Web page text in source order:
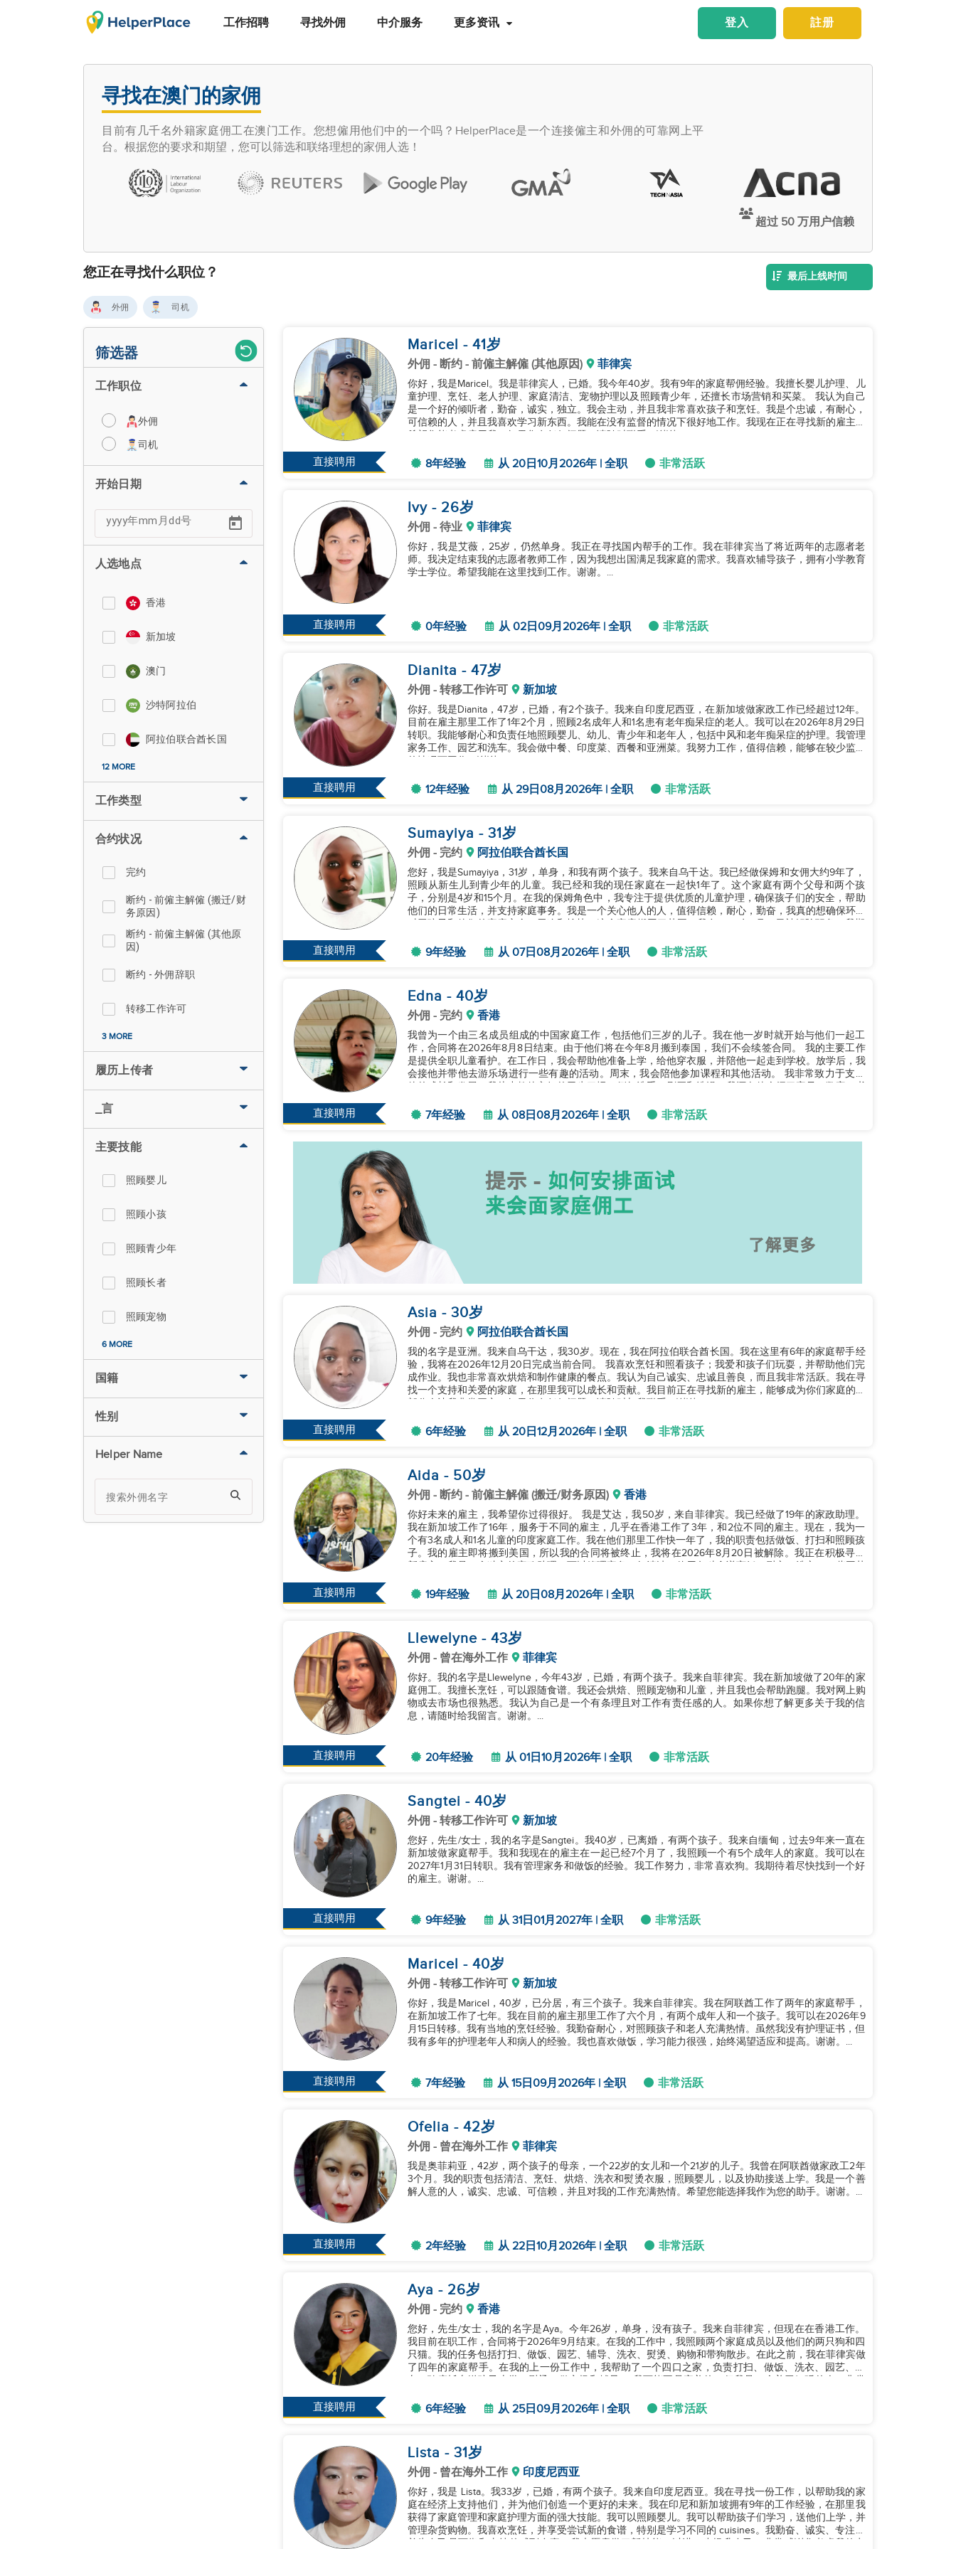
工作招聘 寻找外佣 中介服务 更多资讯 註册
登入
寻找在澳门的家佣
目前有几千名外籍家庭佣工在澳门工作。您想僱用他们中的一个吗？HelperPlace是一个连接僱主和外佣的可靠网上平
台。根据您的要求和期望，您可以筛选和联络理想的家佣人选！
超过 50 万用户信赖
您正在寻找什么职位？ 最后上线时间
外佣 司机
筛选器
工作职位
外佣
司机
开始日期
人选地点
香港
新加坡
澳门
沙特阿拉伯
阿拉伯联合酋长国
12 MORE
工作类型
合约状况
完约
断约 - 前僱主解僱 (搬迁/财
务原因)
断约 - 前僱主解僱 (其他原
因)
断约 - 外佣辞职
转移工作许可
3 MORE
履历上传者
_言
主要技能
照顾婴儿
照顾小孩
照顾青少年
照顾长者
照顾宠物
6 MORE
国籍
性别
Helper Name
直接聘用
Maricel - 41岁
外佣 - 断约 - 前僱主解僱 (其他原因) 菲律宾
你好，我是Maricel。我是菲律宾人，已婚。我今年40岁。我有9年的家庭帮佣经验。我擅长婴儿护理、儿
童护理、烹饪、老人护理、家庭清洁、宠物护理以及照顾青少年，还擅长市场营销和买菜。 我认为自己
是一个好的倾听者，勤奋，诚实，独立。我会主动，并且我非常喜欢孩子和烹饪。我是个忠诚，有耐心，
可信赖的人，并且我喜欢学习新东西。我能在没有监督的情况下很好地工作。我现在正在寻找新的雇主，
8年经验 从 20日10月2026年 | 全职 非常活跃
直接聘用
Ivy - 26岁
外佣 - 待业 菲律宾
你好，我是艾薇，25岁，仍然单身。我正在寻找国内帮手的工作。我在菲律宾当了将近两年的志愿者老
师。我决定结束我的志愿者教师工作，因为我想出国满足我家庭的需求。我喜欢辅导孩子，拥有小学教育
学士学位。希望我能在这里找到工作。谢谢。...
0年经验 从 02日09月2026年 | 全职 非常活跃
直接聘用
Dianita - 47岁
外佣 - 转移工作许可 新加坡
你好。我是Dianita，47岁，已婚，有2个孩子。我来自印度尼西亚，在新加坡做家政工作已经超过12年。
目前在雇主那里工作了1年2个月，照顾2名成年人和1名患有老年痴呆症的老人。我可以在2026年8月29日
转职。我能够耐心和负责任地照顾婴儿、幼儿、青少年和老年人，包括中风和老年痴呆症的护理。我管理
家务工作、园艺和洗车。我会做中餐、印度菜、西餐和亚洲菜。我努力工作，值得信赖，能够在较少监督
12年经验 从 29日08月2026年 | 全职 非常活跃
直接聘用
Sumayiya - 31岁
外佣 - 完约 阿拉伯联合酋长国
您好，我是Sumayiya，31岁，单身，和我有两个孩子。我来自乌干达。我已经做保姆和女佣大约9年了，
照顾从新生儿到青少年的儿童。我已经和我的现任家庭在一起快1年了。这个家庭有两个父母和两个孩
子，分别是4岁和15个月。在我的保姆角色中，我专注于提供优质的儿童护理，确保孩子们的安全，帮助
他们的日常生活，并支持家庭事务。我是一个关心他人的人，值得信赖，耐心，勤奋，我真的想确保环境
9年经验 从 07日08月2026年 | 全职 非常活跃
直接聘用
Edna - 40岁
外佣 - 完约 香港
我曾为一个由三名成员组成的中国家庭工作，包括他们三岁的儿子。我在他一岁时就开始与他们一起工
作，合同将在2026年8月8日结束。由于他们将在今年8月搬到泰国，我们不会续签合同。 我的主要工作
是提供全职儿童看护。在工作日，我会帮助他准备上学，给他穿衣服，并陪他一起走到学校。放学后，我
会接他并带他去游乐场进行一些有趣的活动。周末，我会陪他参加课程和其他活动。 我非常致力于支持
7年经验 从 08日08月2026年 | 全职 非常活跃
直接聘用
Asia - 30岁
外佣 - 完约 阿拉伯联合酋长国
我的名字是亚洲。我来自乌干达，我30岁。现在，我在阿拉伯联合酋长国。我在这里有6年的家庭帮手经
验，我将在2026年12月20日完成当前合同。 我喜欢烹饪和照看孩子；我爱和孩子们玩耍，并帮助他们完
成作业。我也非常喜欢烘焙和制作健康的餐点。我认为自己诚实、忠诚且善良，而且我非常活跃。我在寻
找一个支持和关爱的家庭，在那里我可以成长和贡献。我目前正在寻找新的雇主，能够成为你们家庭的一
6年经验 从 20日12月2026年 | 全职 非常活跃
直接聘用
Aida - 50岁
外佣 - 断约 - 前僱主解僱 (搬迁/财务原因) 香港
你好未来的雇主，我希望你过得很好。 我是艾达，我50岁，来自菲律宾。我已经做了19年的家政助理。
我在新加坡工作了16年，服务于不同的雇主，几乎在香港工作了3年，和2位不同的雇主。现在，我为一
个有3名成人和1名儿童的印度家庭工作。我在他们那里工作快一年了，我的职责包括做饭、打扫和照顾孩
子。我的雇主即将搬到美国，所以我的合同将被终止，我将在2026年8月20日被解除。我正在积极寻找
19年经验 从 20日08月2026年 | 全职 非常活跃
直接聘用
Llewelyne - 43岁
外佣 - 曾在海外工作 菲律宾
你好。我的名字是Llewelyne，今年43岁，已婚，有两个孩子。我来自菲律宾。我在新加坡做了20年的家
庭佣工。我擅长烹饪，可以跟随食谱。我还会烘焙、照顾宠物和儿童，并且我也会帮助跑腿。我对网上购
物或去市场也很熟悉。我认为自己是一个有条理且对工作有责任感的人。如果你想了解更多关于我的信
息，请随时给我留言。谢谢。...
20年经验 从 01日10月2026年 | 全职 非常活跃
直接聘用
Sangtei - 40岁
外佣 - 转移工作许可 新加坡
您好，先生/女士，我的名字是Sangtei。我40岁，已离婚，有两个孩子。我来自缅甸，过去9年来一直在
新加坡做家庭帮手。我和我现在的雇主在一起已经7个月了，我照顾一个有5个成年人的家庭。我可以在
2027年1月31日转职。我有管理家务和做饭的经验。我工作努力，非常喜欢狗。我期待着尽快找到一个好
的雇主。谢谢。...
9年经验 从 31日01月2027年 | 全职 非常活跃
直接聘用
Maricel - 40岁
外佣 - 转移工作许可 新加坡
你好，我是Maricel，40岁，已分居，有三个孩子。我来自菲律宾。我在阿联酋工作了两年的家庭帮手，
在新加坡工作了七年。我在目前的雇主那里工作了六个月，有两个成年人和一个孩子。我可以在2026年9
月15日转移。我有当地的烹饪经验。我勤奋耐心，对照顾孩子和老人充满热情。虽然我没有护理证书，但
我有多年的护理老年人和病人的经验。我也喜欢做饭，学习能力很强，始终渴望适应和提高。谢谢。...
7年经验 从 15日09月2026年 | 全职 非常活跃
直接聘用
Ofelia - 42岁
外佣 - 曾在海外工作 菲律宾
我是奥菲莉亚，42岁，两个孩子的母亲，一个22岁的女儿和一个21岁的儿子。我曾在阿联酋做家政工2年
3个月。我的职责包括清洁、烹饪、烘焙、洗衣和熨烫衣服，照顾婴儿，以及协助接送上学。我是一个善
解人意的人，诚实、忠诚、可信赖，并且对我的工作充满热情。希望您能选择我作为您的助手。谢谢。...
2年经验 从 22日10月2026年 | 全职 非常活跃
直接聘用
Aya - 26岁
外佣 - 完约 香港
您好，先生/女士，我的名字是Aya。今年26岁，单身，没有孩子。我来自菲律宾，但现在在香港工作。
我目前在职工作，合同将于2026年9月结束。在我的工作中，我照顾两个家庭成员以及他们的两只狗和四
只猫。我的任务包括打扫、做饭、园艺、辅导、洗衣、熨烫、购物和带狗散步。在此之前，我在菲律宾做
了四年的家庭帮手。在我的上一份工作中，我帮助了一个四口之家，负责打扫、做饭、洗衣、园艺、洗
6年经验 从 25日09月2026年 | 全职 非常活跃
Lista - 31岁
外佣 - 曾在海外工作 印度尼西亚
你好，我是 Lista。我33岁，已婚，有两个孩子。我来自印度尼西亚。我在寻找一份工作，以帮助我的家
庭在经济上支持他们，并为他们创造一个更好的未来。我在印尼和新加坡拥有9年的工作经验，在那里我
获得了家庭管理和家庭护理方面的强大技能。我可以照顾婴儿。我可以帮助孩子们学习，送他们上学，并
管理杂货购物。我喜欢烹饪，并享受尝试新的食谱，特别是学习不同的 cuisines。我勤奋、诚实、专注，